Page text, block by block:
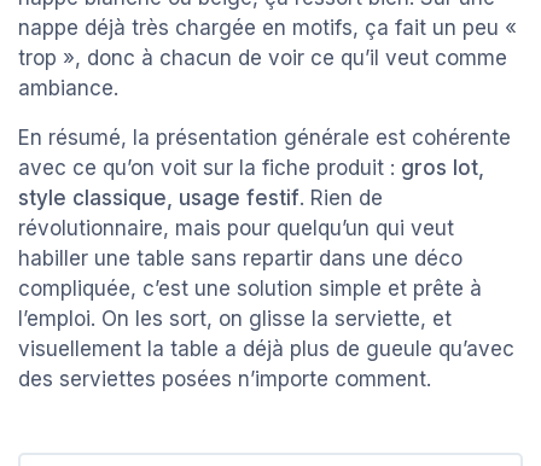
nappe déjà très chargée en motifs, ça fait un peu «
trop », donc à chacun de voir ce qu’il veut comme
ambiance.
En résumé, la présentation générale est cohérente
avec ce qu’on voit sur la fiche produit : gros lot,
style classique, usage festif. Rien de
révolutionnaire, mais pour quelqu’un qui veut
habiller une table sans repartir dans une déco
compliquée, c’est une solution simple et prête à
l’emploi. On les sort, on glisse la serviette, et
visuellement la table a déjà plus de gueule qu’avec
des serviettes posées n’importe comment.